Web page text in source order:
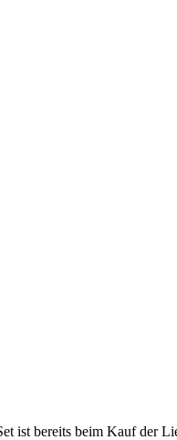
ist bereits beim Kauf der